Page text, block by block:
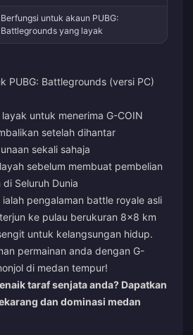
Berfungsi untuk akaun PUBG:
Battlegrounds yang layak
PUBG: Battlegrounds (versi PC)
untuk menerima G-COIN
setelah dihantar
sekali sahaja
sebelum membuat pembelian
Seluruh Dunia
ialah pengalaman battle royale asli
ke pulau berukuran 8x8 km
untuk kelangsungan hidup.
permainan anda dengan G-
di medan tempur!
taraf senjata anda? Dapatkan
dan dominasi medan